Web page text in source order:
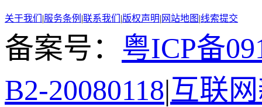
关于我们 |服务条例 |联系我们 |版权声明| 网站地图 |线索提交
备案号： 粤ICP备
B2-20080118|互联